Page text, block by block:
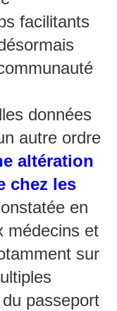
facilitants
données
autre ordre
altération
chez les
en
médecins et
sur
passeport